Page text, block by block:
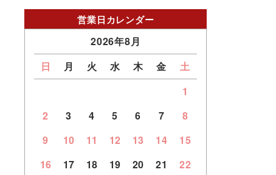
営業日カレンダー
2026年8月
日
月 火 水 木 金
土
1
2
3 4 5 6 7
8
9
10 11 12 13 14
15
16
17 18 19 20 21
22